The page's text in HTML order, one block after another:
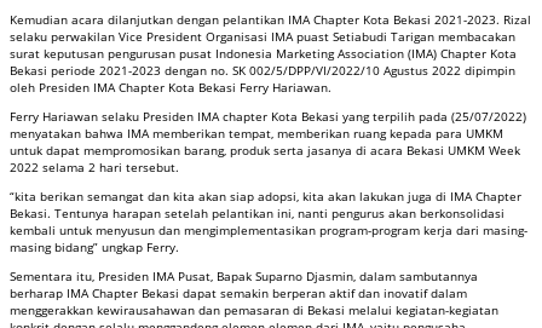
Kemudian acara dilanjutkan dengan pelantikan IMA Chapter Kota Bekasi 2021-2023. Rizal
selaku perwakilan Vice President Organisasi IMA puast Setiabudi Tarigan membacakan
surat keputusan pengurusan pusat Indonesia Marketing Association (IMA) Chapter Kota
Bekasi periode 2021-2023 dengan no. SK 002/5/DPP/VI/2022/10 Agustus 2022 dipimpin
oleh Presiden IMA Chapter Kota Bekasi Ferry Hariawan.
Ferry Hariawan selaku Presiden IMA chapter Kota Bekasi yang terpilih pada (25/07/2022)
menyatakan bahwa IMA memberikan tempat, memberikan ruang kepada para UMKM
untuk dapat mempromosikan barang, produk serta jasanya di acara Bekasi UMKM Week
2022 selama 2 hari tersebut.
“kita berikan semangat dan kita akan siap adopsi, kita akan lakukan juga di IMA Chapter
Bekasi. Tentunya harapan setelah pelantikan ini, nanti pengurus akan berkonsolidasi
kembali untuk menyusun dan mengimplementasikan program-program kerja dari masing-
masing bidang” ungkap Ferry.
Sementara itu, Presiden IMA Pusat, Bapak Suparno Djasmin, dalam sambutannya
berharap IMA Chapter Bekasi dapat semakin berperan aktif dan inovatif dalam
menggerakkan kewirausahawan dan pemasaran di Bekasi melalui kegiatan-kegiatan